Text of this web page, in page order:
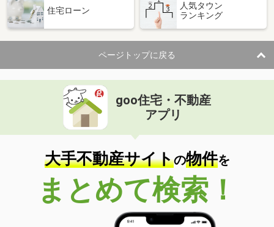
住宅ローン
人気タウン
ランキング
ページトップに戻る
goo住宅・不動産
アプリ
大手不動産サイトの物件を
まとめて検索！